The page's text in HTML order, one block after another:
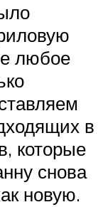
любое
в
которые
снова
новую.